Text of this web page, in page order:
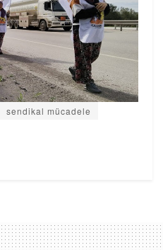
sendikal mücadele